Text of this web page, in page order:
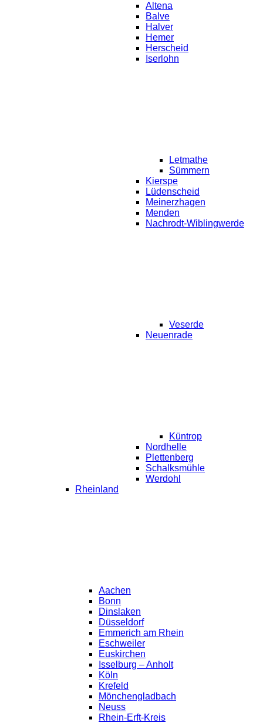
Altena
Balve
Halver
Hemer
Herscheid
Iserlohn
Letmathe
Sümmern
Kierspe
Lüdenscheid
Meinerzhagen
Menden
Nachrodt-Wiblingwerde
Veserde
Neuenrade
Küntrop
Nordhelle
Plettenberg
Schalksmühle
Werdohl
Rheinland
Aachen
Bonn
Dinslaken
Düsseldorf
Emmerich am Rhein
Eschweiler
Euskirchen
Isselburg – Anholt
Köln
Krefeld
Mönchengladbach
Neuss
Rhein-Erft-Kreis